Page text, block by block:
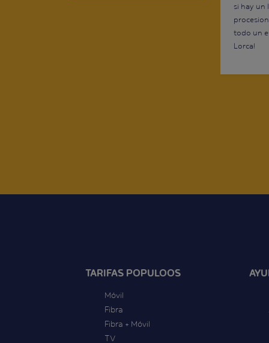
si hay un
todo un
Lorca!
TARIFAS POPULOOS
Móvil
Fibra
Fibra + Móvil
TV